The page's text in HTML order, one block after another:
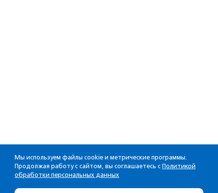
Мы используем файлы cookie и метрические программы.
Продолжая работу с сайтом, вы соглашаетесь с Политикой
обработки персональных данных